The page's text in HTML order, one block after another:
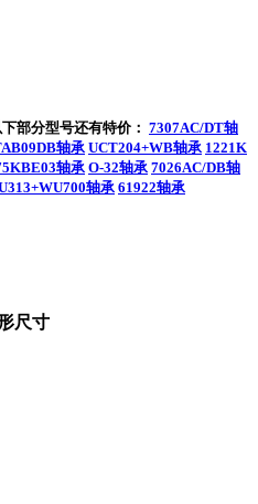
部分型号还有特价： 7307AC/DT轴
轴承 UCT204+WB轴承 1221K
轴承O-32轴承 7026AC/DB轴
轴承 61922轴承
尺寸